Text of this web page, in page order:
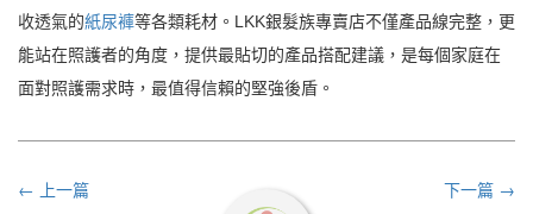
收透氣的紙尿褲等各類耗材。LKK銀髮族專賣店不僅產品線完整，更
能站在照護者的角度，提供最貼切的產品搭配建議，是每個家庭在
面對照護需求時，最值得信賴的堅強後盾。
← 上一篇 下一篇 →